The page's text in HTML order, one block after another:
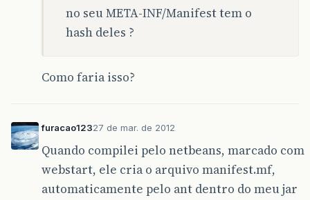
no seu META-INF/Manifest tem o
hash deles ?
Como faria isso?
furacao12327 de mar. de 2012
Quando compilei pelo netbeans, marcado com
webstart, ele cria o arquivo manifest.mf,
automaticamente pelo ant dentro do meu jar